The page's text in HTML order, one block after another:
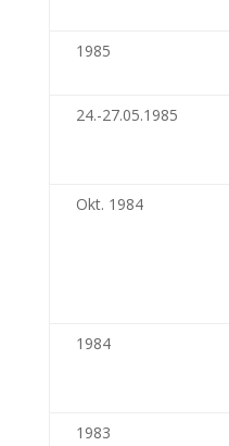
1985
24.-27.05.1985
Okt. 1984
1984
1983